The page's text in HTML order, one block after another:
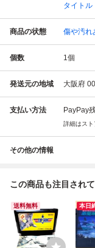
タイトル
商品の状態 傷や汚れ
個数 1個
発送元の地域 大阪府
支払い方法 PayPay
詳細はス
その他の情報
この商品も注目され
送料無料 本日